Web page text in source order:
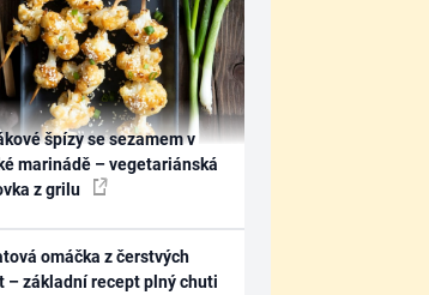
špízy se sezamem v
marinádě – vegetariánská
z grilu
omáčka z čerstvých
– základní recept plný chuti